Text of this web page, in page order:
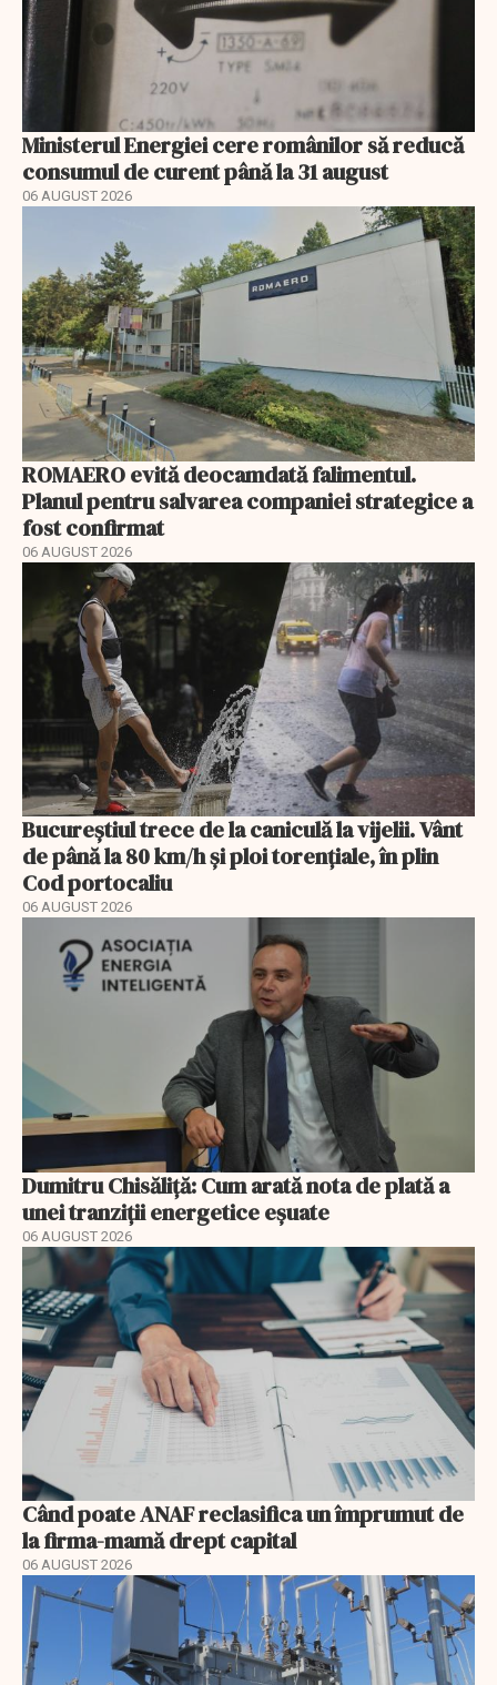
Ministerul Energiei cere românilor să reducă
consumul de curent până la 31 august
06 AUGUST 2026
ROMAERO evită deocamdată falimentul.
Planul pentru salvarea companiei strategice a
fost confirmat
06 AUGUST 2026
Bucureștiul trece de la caniculă la vijelii. Vânt
de până la 80 km/h și ploi torențiale, în plin
Cod portocaliu
06 AUGUST 2026
Dumitru Chisăliță: Cum arată nota de plată a
unei tranziții energetice eșuate
06 AUGUST 2026
Când poate ANAF reclasifica un împrumut de
la firma-mamă drept capital
06 AUGUST 2026